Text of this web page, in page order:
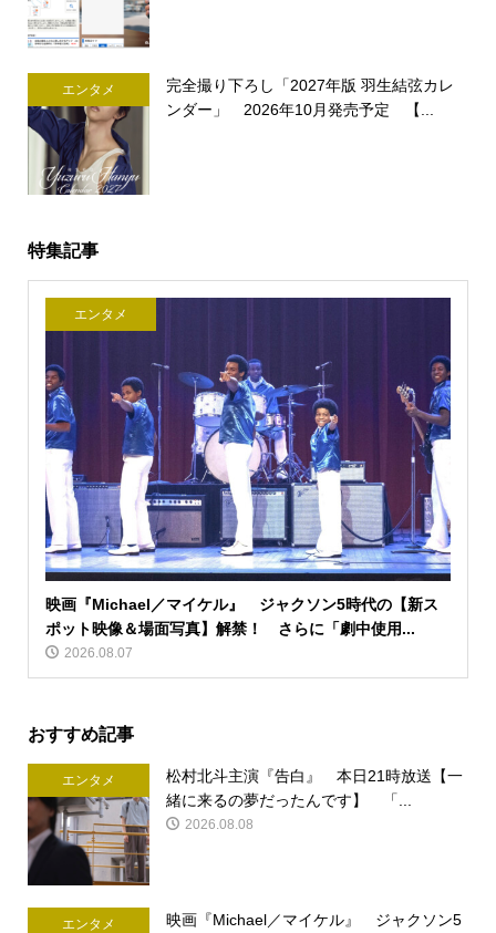
エンタメ
完全撮り下ろし「2027年版 羽生結弦カレ
ンダー」 2026年10月発売予定 【...
特集記事
エンタメ
映画『Michael／マイケル』 ジャクソン5時代の【新ス
ポット映像＆場面写真】解禁！ さらに「劇中使用...
2026.08.07
おすすめ記事
エンタメ
松村北斗主演『告白』 本日21時放送【一
緒に来るの夢だったんです】 「...
2026.08.08
エンタメ
映画『Michael／マイケル』 ジャクソン5